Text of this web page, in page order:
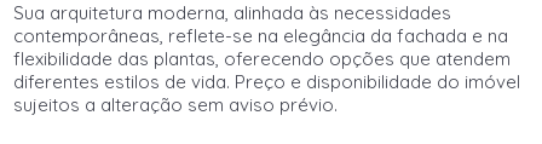
Sua arquitetura moderna, alinhada às necessidades
contemporâneas, reflete-se na elegância da fachada e na
flexibilidade das plantas, oferecendo opções que atendem
diferentes estilos de vida. Preço e disponibilidade do imóvel
sujeitos a alteração sem aviso prévio.